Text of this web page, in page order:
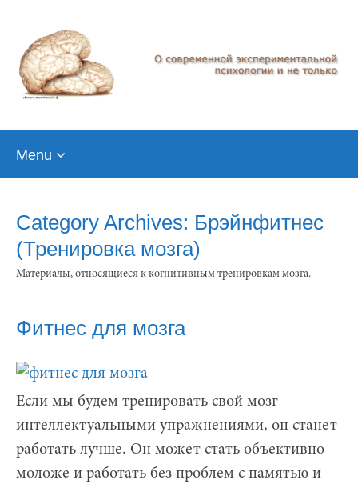
Menu
Category Archives: Брэйнфитнес
(Тренировка мозга)
Материалы, относящиеся к когнитивным тренировкам мозга.
Фитнес для мозга
Если мы будем тренировать свой мозг
интеллектуальными упражнениями, он станет
работать лучше. Он может стать объективно
моложе и работать без проблем с памятью и